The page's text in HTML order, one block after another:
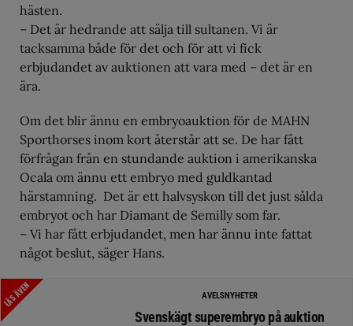
hästen.
– Det är hedrande att sälja till sultanen. Vi är
tacksamma både för det och för att vi fick
erbjudandet av auktionen att vara med – det är en
ära.
Om det blir ännu en embryoauktion för de MAHN
Sporthorses inom kort återstår att se. De har fått
förfrågan från en stundande auktion i amerikanska
Ocala om ännu ett embryo med guldkantad
härstamning. Det är ett halvsyskon till det just sålda
embryot och har Diamant de Semilly som far.
– Vi har fått erbjudandet, men har ännu inte fattat
något beslut, säger Hans.
LÄS ÄVEN AVELSNYHETER
Svenskägt superembryo på auktion